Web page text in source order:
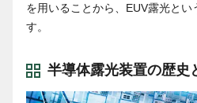
を用いることから、EUV露光とい
す。
半導体露光装置の歴史